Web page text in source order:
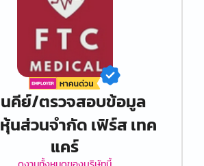
คีย์/ตรวจสอบข้อมูล
นส่วนจำกัด เฟิร์ส เทค
แคร์